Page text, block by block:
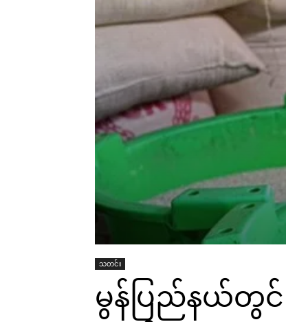
သတင်း
မွန်ပြည်နယ်တွ